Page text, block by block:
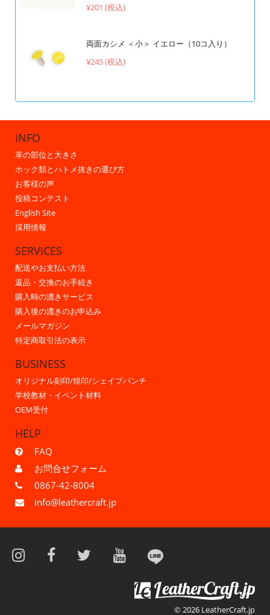
¥201 (税込)
両面カシメ ＜小＞ イエロー（10コ入り）
¥245 (税込)
INFO
革の部位と大きさ
ホック類とハトメ抜きの選び方
お客様の声
投稿コンテスト
English Site
採用情報
SERVICES
配送やお支払い方法
返品・交換のお手続き
購入時の漉きサービス
購入後の漉きのお申込み
メールマガジン
特定商取引法の表示
BUSINESS
オリジナル刻印/焼印/シェイプパンチ
学校教材・イベント材料
OEM受付
HELP
FAQ
お問合せフォーム
0867-42-8004
info@leathercraft.jp
© 2026 LeatherCraft.jp